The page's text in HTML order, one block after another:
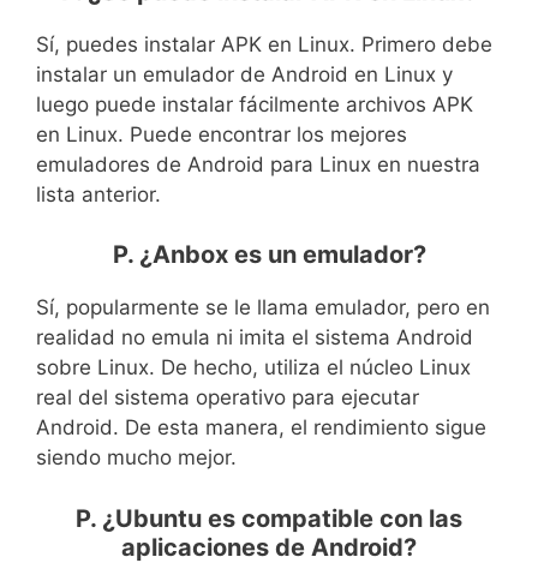
Sí, puedes instalar APK en Linux. Primero debe
instalar un emulador de Android en Linux y
luego puede instalar fácilmente archivos APK
en Linux. Puede encontrar los mejores
emuladores de Android para Linux en nuestra
lista anterior.
P. ¿Anbox es un emulador?
Sí, popularmente se le llama emulador, pero en
realidad no emula ni imita el sistema Android
sobre Linux. De hecho, utiliza el núcleo Linux
real del sistema operativo para ejecutar
Android. De esta manera, el rendimiento sigue
siendo mucho mejor.
P. ¿Ubuntu es compatible con las
aplicaciones de Android?